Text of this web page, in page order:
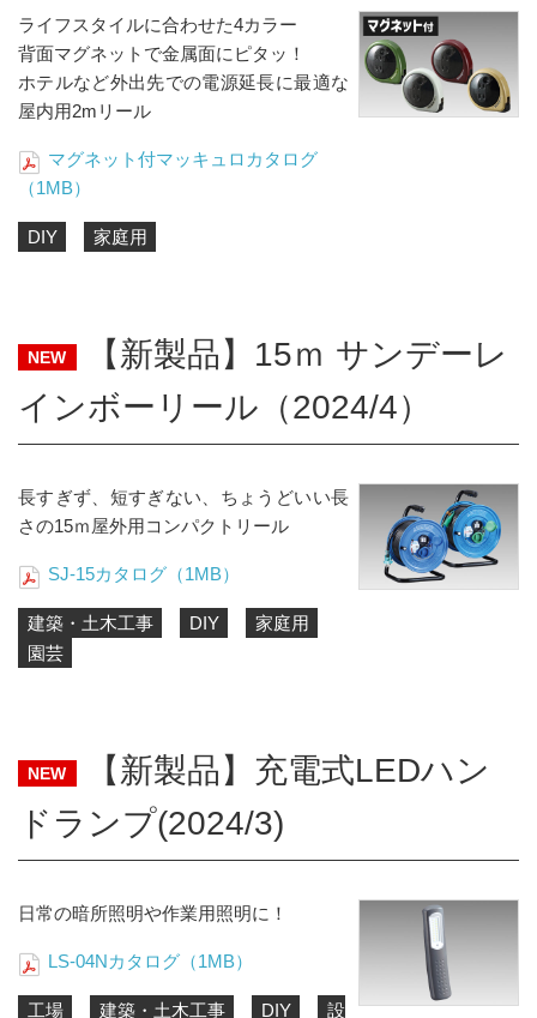
ライフスタイルに合わせた4カラー
背面マグネットで金属面にピタッ！
ホテルなど外出先での電源延長に最適な
屋内用2mリール
マグネット付マッキュロカタログ
（1MB）
DIY 家庭用
NEW
【新製品】15ｍ サンデーレ
インボーリール（2024/4）
長すぎず、短すぎない、ちょうどいい長
さの15ｍ屋外用コンパクトリール
SJ-15カタログ（1MB）
建築・土木工事 DIY
家庭用
園芸
NEW
【新製品】充電式LEDハン
ドランプ(2024/3)
日常の暗所照明や作業用照明に！
LS-04Nカタログ（1MB）
工場 建築・土木工事 DIY
設